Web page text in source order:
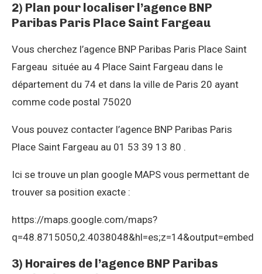
2) Plan pour localiser l’agence BNP
Paribas Paris Place Saint Fargeau
Vous cherchez l’agence BNP Paribas Paris Place Saint
Fargeau située au 4 Place Saint Fargeau dans le
département du 74 et dans la ville de Paris 20 ayant
comme code postal 75020
Vous pouvez contacter l’agence BNP Paribas Paris
Place Saint Fargeau au 01 53 39 13 80 .
Ici se trouve un plan google MAPS vous permettant de
trouver sa position exacte :
https://maps.google.com/maps?
q=48.8715050,2.4038048&hl=es;z=14&output=embed
3) Horaires de l’agence BNP Paribas